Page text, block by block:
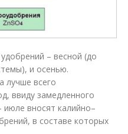
– весной (до
и осенью.
лучше всего
ввиду замедленного
вносят калийно–
в составе которых